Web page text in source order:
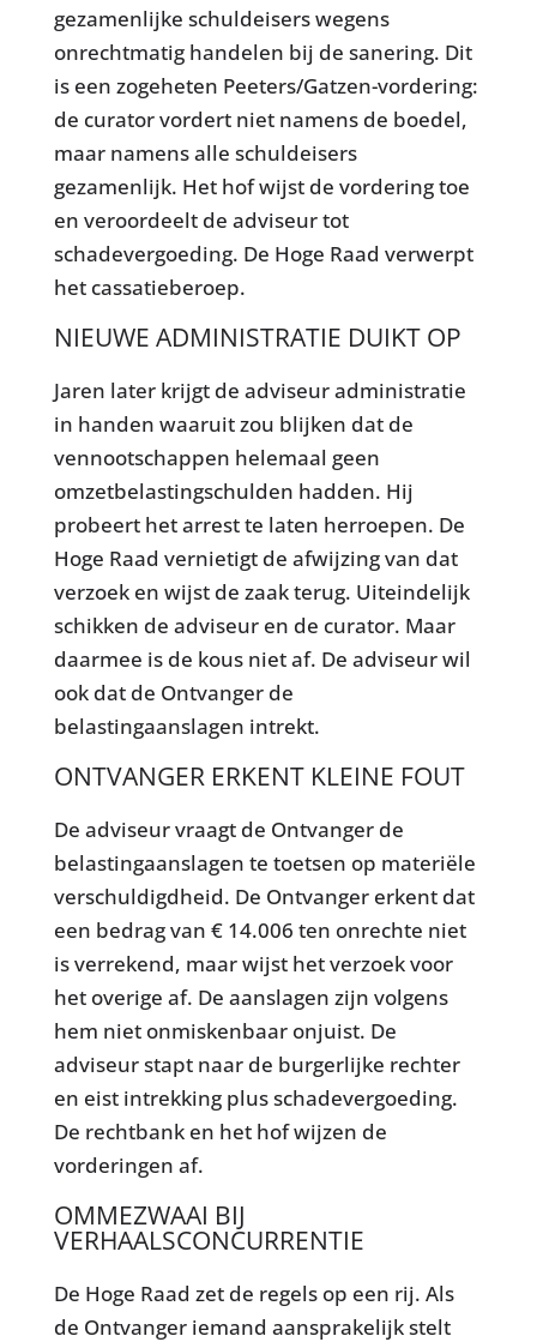
gezamenlijke schuldeisers wegens
onrechtmatig handelen bij de sanering. Dit
is een zogeheten Peeters/Gatzen-vordering:
de curator vordert niet namens de boedel,
maar namens alle schuldeisers
gezamenlijk. Het hof wijst de vordering toe
en veroordeelt de adviseur tot
schadevergoeding. De Hoge Raad verwerpt
het cassatieberoep.
NIEUWE ADMINISTRATIE DUIKT OP
Jaren later krijgt de adviseur administratie
in handen waaruit zou blijken dat de
vennootschappen helemaal geen
omzetbelastingschulden hadden. Hij
probeert het arrest te laten herroepen. De
Hoge Raad vernietigt de afwijzing van dat
verzoek en wijst de zaak terug. Uiteindelijk
schikken de adviseur en de curator. Maar
daarmee is de kous niet af. De adviseur wil
ook dat de Ontvanger de
belastingaanslagen intrekt.
ONTVANGER ERKENT KLEINE FOUT
De adviseur vraagt de Ontvanger de
belastingaanslagen te toetsen op materiële
verschuldigdheid. De Ontvanger erkent dat
een bedrag van € 14.006 ten onrechte niet
is verrekend, maar wijst het verzoek voor
het overige af. De aanslagen zijn volgens
hem niet onmiskenbaar onjuist. De
adviseur stapt naar de burgerlijke rechter
en eist intrekking plus schadevergoeding.
De rechtbank en het hof wijzen de
vorderingen af.
OMMEZWAAI BIJ
VERHAALSCONCURRENTIE
De Hoge Raad zet de regels op een rij. Als
de Ontvanger iemand aansprakelijk stelt